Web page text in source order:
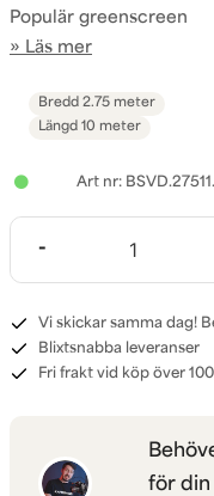
Populär greenscreen
Läs mer
Bredd 2.75 meter
Längd 10 meter
-
Vi skickar samma dag!
Blixtsnabba leveranser
Fri frakt vid köp över
för din